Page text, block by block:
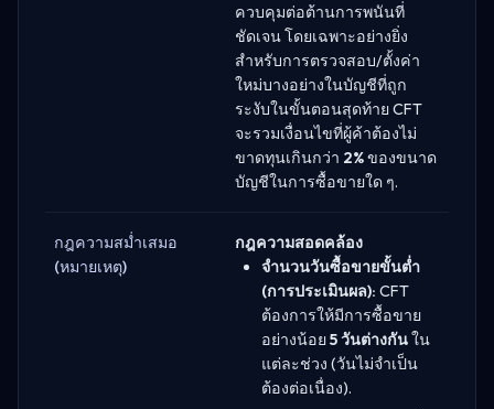
ควบคุมต่อต้านการพนันที่
ชัดเจน โดยเฉพาะอย่างยิ่ง
สำหรับการตรวจสอบ/ตั้งค่า
ใหม่บางอย่างในบัญชีที่ถูก
ระงับในขั้นตอนสุดท้าย CFT
จะรวมเงื่อนไขที่ผู้ค้าต้องไม่
ขาดทุนเกินกว่า 2%ของขนาด
บัญชีในการซื้อขายใด ๆ.
กฎความสม่ำเสมอ
(หมายเหตุ)
กฎความสอดคล้อง
จำนวนวันซื้อขายขั้นต่ำ
(การประเมินผล): CFT
ต้องการให้มีการซื้อขาย
อย่างน้อย5 วันต่างกันใน
แต่ละช่วง (วันไม่จำเป็น
ต้องต่อเนื่อง).